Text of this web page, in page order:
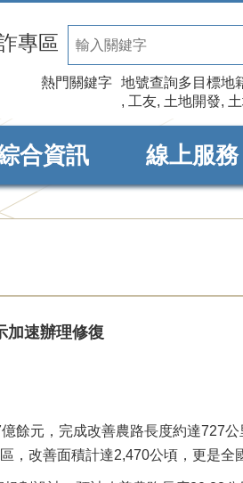
專區
熱門關鍵字 地號查詢多目標地
工友 土地開發
合資訊 線上服務
加速辦理修復
餘元，完成改善農路長度約達727
，改善面積計達2,470公頃，更是全